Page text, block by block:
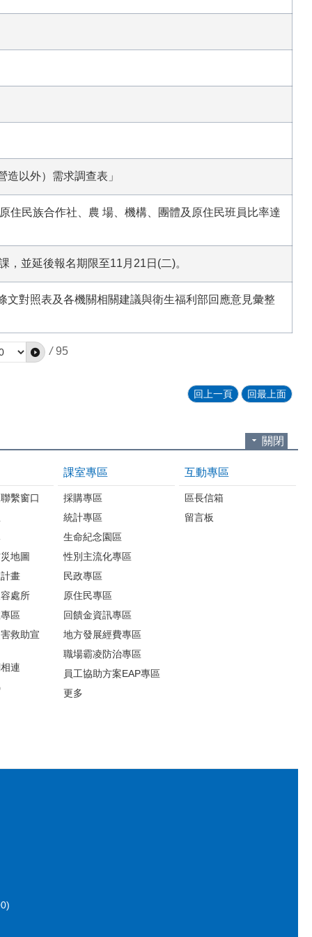
以外）需求調查表」
住民族合作社、農 場、機構、團體及原住民班員比率達
並延後報名期限至11月21日(二)。
對照表及各機關相關建議與衛生福利部回應意見彙整
/ 95
回上一頁 回最上面
關閉
繫窗口
地圖
畫
處所
區
救助宣
連
課室專區
採購專區
統計專區
生命紀念園區
性別主流化專區
民政專區
原住民專區
回饋金資訊專區
地方發展經費專區
職場霸凌防治專區
員工協助方案EAP專區
更多
互動專區
區長信箱
留言板